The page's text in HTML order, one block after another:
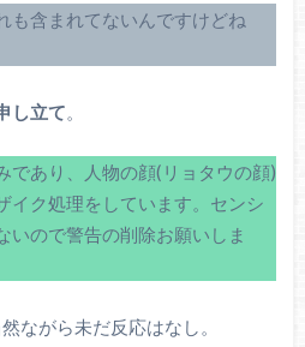
も含まれてないんですけどね
し立て
であり、人物の顔(リョタウの顔)
イク処理をしています。センシ
いので警告の削除お願いしま
ながら未だ反応はなし。